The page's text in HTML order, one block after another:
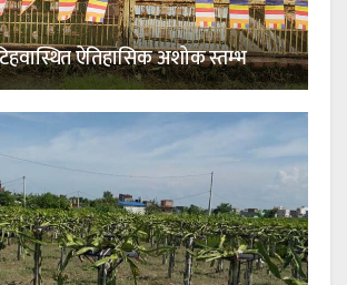
ऐतिहासिक अशोक स्तम्भ